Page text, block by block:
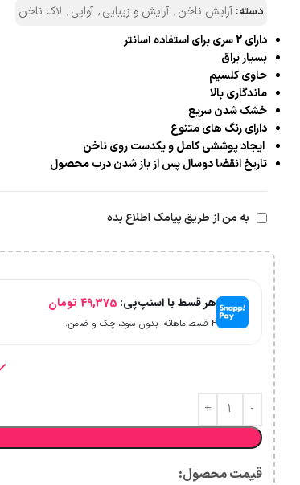
دسته: آرایش ناخن, آرایش و زیبایی, آوایی, لاک ناخن
دارای 2 سری برای استفاده آسانتر
بسیار براق
حاوی کلسیم
ماندگاری بالا
خشک شدن سریع
دارای رنگ های متنوع
ایجاد پوششی کامل و یکدست روی ناخن
تاریخ انقضا دوسال پس از باز شدن درب محصول
به من از طریق پیامک اطلاع بده
هر قسط با اسنپ‌پی:49,375 تومان
۴ قسط ماهانه. بدون سود، چک و ضامن.
قیمت محصول:​